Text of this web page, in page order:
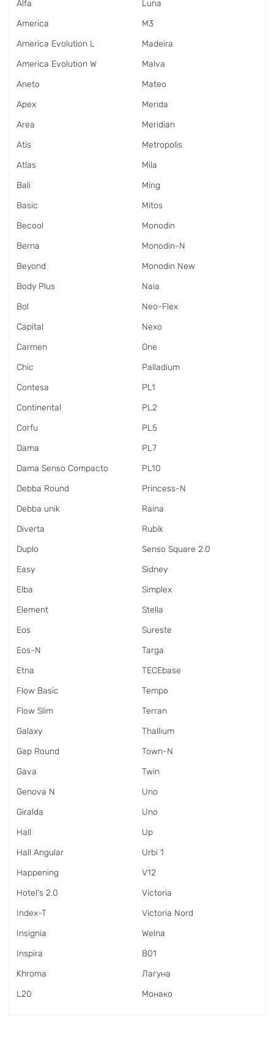
Alfa
America
America Evolution L
America Evolution W
Aneto
Apex
Area
Atis
Atlas
Bali
Basic
Becool
Berna
Beyond
Body Plus
Bol
Capital
Carmen
Chic
Contesa
Continental
Corfu
Dama
Dama Senso Compacto
Debba Round
Debba unik
Diverta
Duplo
Easy
Elba
Element
Eos
Eos-N
Etna
Flow Basic
Flow Slim
Galaxy
Gap Round
Gava
Genova N
Giralda
Hall
Hall Angular
Happening
Hotel's 2.0
Index-T
Insignia
Inspira
Khroma
L20
Luna
M3
Madeira
Malva
Mateo
Merida
Meridian
Metropolis
Mila
Ming
Mitos
Monodin
Monodin-N
Monodin New
Naia
Neo-Flex
Nexo
One
Palladium
PL1
PL2
PL5
PL7
PL10
Princess-N
Raina
Rubik
Senso Square 2.0
Sidney
Simplex
Stella
Sureste
Targa
TECEbase
Tempo
Terran
Thallium
Town-N
Twin
Uno
Uno
Up
Urbi 1
V12
Victoria
Victoria Nord
Welna
В01
Лагуна
Монако